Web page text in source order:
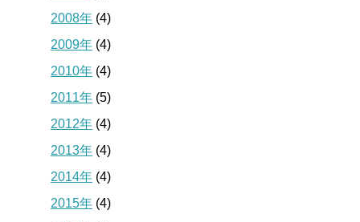
2008年 (4)
2009年 (4)
2010年 (4)
2011年 (5)
2012年 (4)
2013年 (4)
2014年 (4)
2015年 (4)